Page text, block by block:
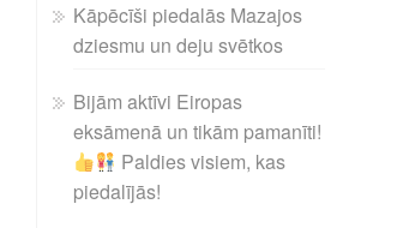
Kāpēcīši piedalās Mazajos
dziesmu un deju svētkos
Bijām aktīvi Eiropas
eksāmenā un tikām pamanīti!
Paldies visiem, kas
piedalījās!